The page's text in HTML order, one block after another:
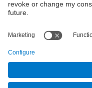
Pla general dels
conversa distesa